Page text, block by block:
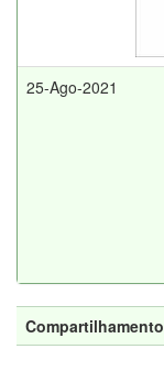
25-Ago-2021
Compartilhamento